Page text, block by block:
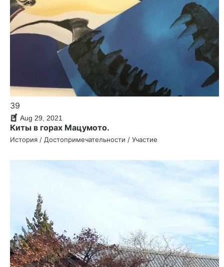
39
Aug 29, 2021
Киты в горах Мацумото.
История / Достопри­ме­ча­тель­но­сти / Участие